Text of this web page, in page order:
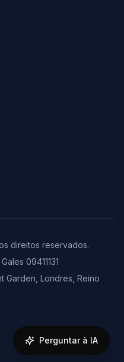
direitos reservados.
09411131
Garden, Londres, Reino
Perguntar à IA